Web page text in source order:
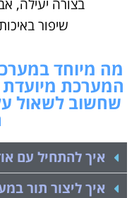
שיפור
מה מיוחד
המערכת
שחשוב לשאול
איך להתחיל עם
איך ליצור תור